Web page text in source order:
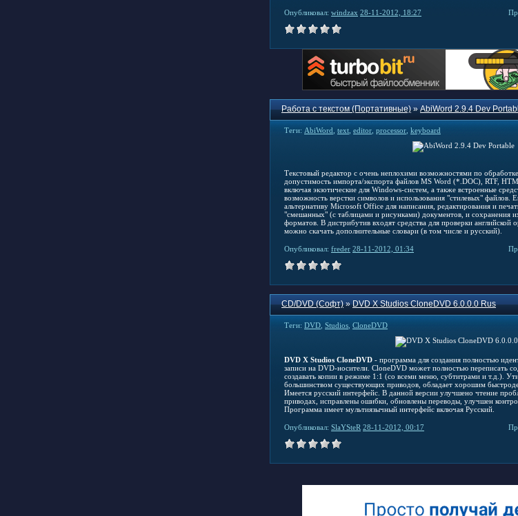
Опубликовал: windzax 28-11-2012, 18:27
Работа с текстом (Портативные)»AbiWord 2.9.4 Dev
Теги: AbiWord text editor processor keyboard
Текстовый редактор с очень неплохими возможностями по
допустимость импорта/экспорта файлов MS Word (*.DOC), RTF,
включая экзотические для Windows-систем, а также встроенные
возможность верстки символов и использования "стилевых" файлов.
альтернативу Microsoft Office для написания, редактирования и
"смешанных" (с таблицами и рисунками) документов, и сохранения
форматов. В дистрибутив входят средства для проверки
можно скачать дополнительные словари (в том числе и русский).
Опубликовал: freder 28-11-2012, 01:34
CD/DVD (Софт)»DVD X Studios CloneDVD 6.0.0.0 Rus
Теги: DVD Studios CloneDVD
DVD X Studios CloneDVD - программа для создания полностью
записи на DVD-носители. CloneDVD может полностью переписать
создавать копии в режиме 1:1 (со всеми меню, субтитрами и т.д.).
большинством существующих приводов, обладает хорошим
Имеется русский интерфейс. В данной версии улучшено чтение
приводах, исправлены ошибки, обновлены переводы, улучшен
Программа имеет мультиязычный интерфейс включая Русский.
Опубликовал: SlaYSteR 28-11-2012, 00:17